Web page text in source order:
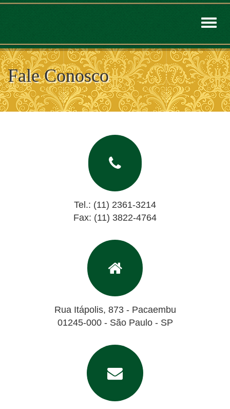
Toggle
Fale Conosco
Tel.: (11) 2361-3214
Fax: (11) 3822-4764
Rua Itápolis, 873 - Pacaembu
01245-000 - São Paulo - SP